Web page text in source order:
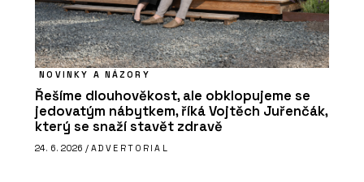
NOVINKY A NÁZORY
Řešíme dlouhověkost, ale obklopujeme se
jedovatým nábytkem, říká Vojtěch Juřenčák,
který se snaží stavět zdravě
24. 6. 2026 / ADVERTORIAL